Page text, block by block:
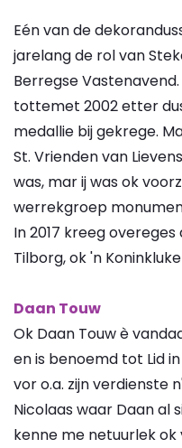
Eén van de
jarelang de rol van
Berregse
tottemet 2002 etter
medallie bij gekrege.
St. Vrienden van
was, mar ij was ok
werrekgroep
In 2017 kreeg
Tilborg, ok 'n
Daan Touw
Ok Daan Touw è
en is benoemd tot Lid
vor o.a. zijn verdienste
Nicolaas waar Daan al
kenne me netuurlek ok